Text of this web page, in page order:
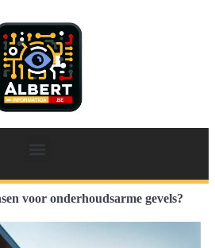
voor onderhoudsarme gevels?